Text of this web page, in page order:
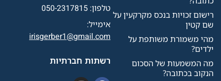
רישום זכויות בנכס מקרקעין על
שם קטין
מהי משמורת משותפת על
ילדים?
מה המשמעות של הסכום
הנקוב בכתובה?
טלפון: 050-2317815
אימייל:
irisgerber1@gmail.com
רשתות חברתיות